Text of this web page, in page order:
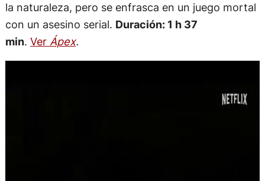
la naturaleza, pero se enfrasca en un juego mortal
con un asesino serial. Duración: 1 h 37
min. Ver Ápex.